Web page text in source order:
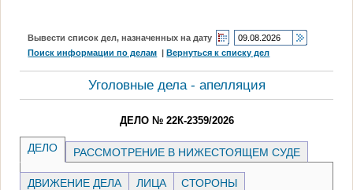
Вывести список дел, назначенных на дату
Поиск информации по делам |Вернуться к списку дел
Уголовные дела - апелляция
ДЕЛО № 22К-2359/2026
ДЕЛО РАССМОТРЕНИЕ В НИЖЕСТОЯЩЕМ СУДЕ
ДВИЖЕНИЕ ДЕЛА ЛИЦА СТОРОНЫ